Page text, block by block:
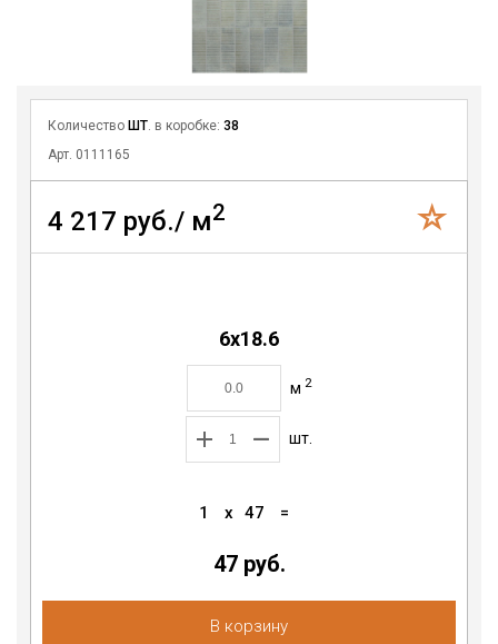
Количество ШТ . в коробке: 38
Арт. 0111165
4 217 руб./ м2
6х18.6
м 2
шт.
1 x 47 =
47 руб.
В корзину